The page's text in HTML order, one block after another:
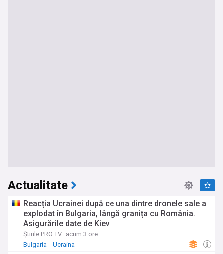
Actualitate
Reacția Ucrainei după ce una dintre dronele sale a
explodat în Bulgaria, lângă granița cu România.
Asigurările date de Kiev
Știrile PRO TV acum 3 ore
Bulgaria
Ucraina